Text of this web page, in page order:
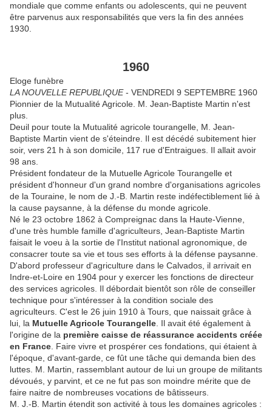
mondiale que comme enfants ou adolescents, qui ne peuvent
être parvenus aux responsabilités que vers la fin des années
1930.
1960
Eloge funèbre
LA NOUVELLE REPUBLIQUE- VENDREDI 9 SEPTEMBRE 1960
Pionnier de la Mutualité Agricole. M. Jean-Baptiste Martin n'est
plus.
Deuil pour toute la Mutualité agricole tourangelle, M. Jean-
Baptiste Martin vient de s'éteindre. Il est décédé subitement hier
soir, vers 21 h à son domicile, 117 rue d'Entraigues. Il allait avoir
98 ans.
Président fondateur de la Mutuelle Agricole Tourangelle et
président d'honneur d'un grand nombre d'organisations agricoles
de la Touraine, le nom de J.-B. Martin reste indéfectiblement lié à
la cause paysanne, à la défense du monde agricole.
Né le 23 octobre 1862 à Compreignac dans la Haute-Vienne,
d'une très humble famille d'agriculteurs, Jean-Baptiste Martin
faisait le voeu à la sortie de l'Institut national agronomique, de
consacrer toute sa vie et tous ses efforts à la défense paysanne.
D'abord professeur d'agriculture dans le Calvados, il arrivait en
Indre-et-Loire en 1904 pour y exercer les fonctions de directeur
des services agricoles. Il débordait bientôt son rôle de conseiller
technique pour s'intéresser à la condition sociale des
agriculteurs. C'est le 26 juin 1910 à Tours, que naissait grâce à
lui, la Mutuelle Agricole Tourangelle. Il avait été également à
l'origine de la première caisse de réassurance accidents créée
en France. Faire vivre et prospérer ces fondations, qui étaient à
l'époque, d'avant-garde, ce fût une tâche qui demanda bien des
luttes. M. Martin, rassemblant autour de lui un groupe de militants
dévoués, y parvint, et ce ne fut pas son moindre mérite que de
faire naitre de nombreuses vocations de bâtisseurs.
M. J.-B. Martin étendit son activité à tous les domaines agricoles :